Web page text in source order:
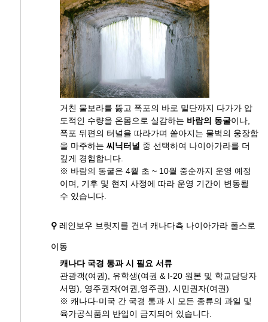
거친 물보라를 뚫고 폭포의 바로 밑단까지 다가가 압
도적인 수량을 온몸으로 실감하는 바람의 동굴이나,
폭포 뒤편의 터널을 따라가며 쏟아지는 물벽의 웅장함
을 마주하는 씨닉터널 중 선택하여 나이아가라를 더
깊게 경험합니다.
※ 바람의 동굴은 4월 초 ~ 10월 중순까지 운영 예정
이며, 기후 및 현지 사정에 따라 운영 기간이 변동될
수 있습니다.
⚲ 레인보우 브릿지를 건너 캐나다측 나이아가라 폴스로
이동
캐나다 국경 통과 시 필요 서류
관광객(여권), 유학생(여권 & I-20 원본 및 학교담당자
서명), 영주권자(여권,영주권), 시민권자(여권)
※ 캐나다-미국 간 국경 통과 시 모든 종류의 과일 및
육가공식품의 반입이 금지되어 있습니다.